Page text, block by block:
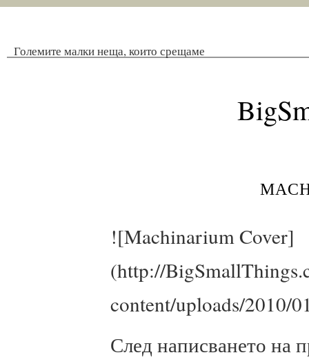
Големите малки неща, които срещаме
![Machinarium Cover]
(http://
content/uploads/2010/
След написването на